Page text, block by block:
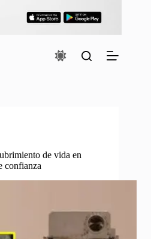
de vida en
confianza